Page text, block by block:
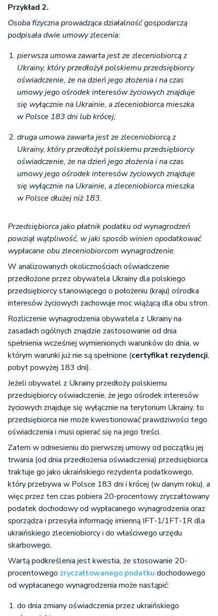
Przykład 2.
Osoba fizyczna prowadząca działalność gospodarczą
podpisała dwie umowy zlecenia:
pierwsza umowa zawarta jest ze zleceniobiorcą z
Ukrainy, który przedłożył polskiemu przedsiębiorcy
oświadczenie, że na dzień jego złożenia i na czas
umowy jego ośrodek interesów życiowych znajduje
się wyłącznie na Ukrainie, a zleceniobiorca mieszka
w Polsce 183 dni lub krócej;
druga umowa zawarta jest ze zleceniobiorcą z
Ukrainy, który przedłożył polskiemu przedsiębiorcy
oświadczenie, że na dzień jego złożenia i na czas
umowy jego ośrodek interesów życiowych znajduje
się wyłącznie na Ukrainie, a zleceniobiorca mieszka
w Polsce dłużej niż 183.
Przedsiębiorca jako płatnik podatku od wynagrodzeń
powziął wątpliwość, w jaki sposób winien opodatkować
wypłacane obu zleceniobiorcom wynagrodzenie.
W analizowanych okolicznościach oświadczenie
przedłożone przez obywatela Ukrainy dla polskiego
przedsiębiorcy stanowiącego o położeniu (kraju) ośrodka
interesów życiowych zachowuje moc wiążącą dla obu stron.
Rozliczenie wynagrodzenia obywatela z Ukrainy na
zasadach ogólnych znajdzie zastosowanie od dnia
spełnienia wcześniej wymienionych warunków do dnia, w
którym warunki już nie są spełnione (certyfikat rezydencji,
pobyt powyżej 183 dni).
Jeżeli obywatel z Ukrainy przedłoży polskiemu
przedsiębiorcy oświadczenie, że jego ośrodek interesów
życiowych znajduje się wyłącznie na terytorium Ukrainy, to
przedsiębiorca nie może kwestionować prawdziwości tego
oświadczenia i musi opierać się na jego treści.
Zatem w odniesieniu do pierwszej umowy od początku jej
trwania (od dnia przedłożenia oświadczenia) przedsiębiorca
traktuje go jako ukraińskiego rezydenta podatkowego,
który przebywa w Polsce 183 dni i krócej (w danym roku), a
więc przez ten czas pobiera 20-procentowy zryczałtowany
podatek dochodowy od wypłacanego wynagrodzenia oraz
sporządza i przesyła informację imienną IFT-1/1FT-1R dla
ukraińskiego zleceniobiorcy i do właściwego urzędu
skarbowego.
Wartą podkreślenia jest kwestia, że stosowanie 20-
procentowego zryczałtowanego podatku dochodowego
od wypłacanego wynagrodzenia może nastąpić:
do dnia zmiany oświadczenia przez ukraińskiego